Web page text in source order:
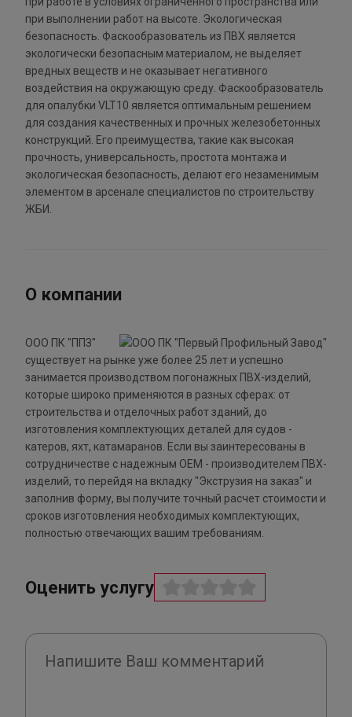
при выполнении работ на высоте. Экологическая
безопасность. Фаскообразователь из ПВХ является
экологически безопасным материалом, не выделяет
вредных веществ и не оказывает негативного
воздействия на окружающую среду. Фаскообразователь
для опалубки VLT10 является оптимальным решением
для создания качественных и прочных железобетонных
конструкций. Его преимущества, такие как высокая
прочность, универсальность, простота монтажа и
экологическая безопасность, делают его незаменимым
элементом в арсенале специалистов по строительству
ЖБИ.
О компании
ООО ПК "ППЗ"
существует на рынке уже более 25 лет и успешно
занимается производством погонажных ПВХ-изделий,
которые широко применяются в разных сферах: от
строительства и отделочных работ зданий, до
изготовления комплектующих деталей для судов -
катеров, яхт, катамаранов. Если вы заинтересованы в
сотрудничестве с надежным ОЕМ - производителем ПВХ-
изделий, то перейдя на вкладку "Экструзия на заказ" и
заполнив форму, вы получите точный расчет стоимости и
сроков изготовления необходимых комплектующих,
полностью отвечающих вашим требованиям.
Оценить услугу